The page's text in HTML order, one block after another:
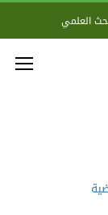
العلمي